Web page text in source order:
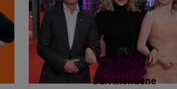
Stiri mondene